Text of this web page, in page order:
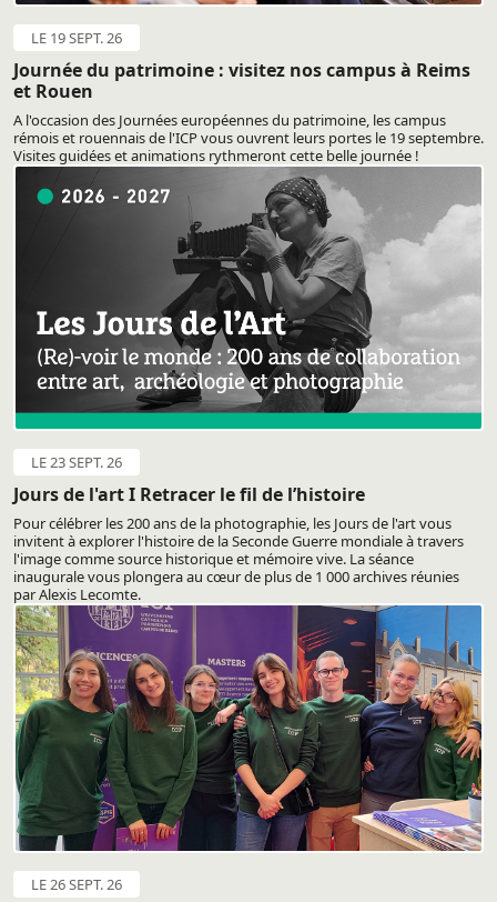
LE 19 SEPT. 26
Journée du patrimoine : visitez nos campus à Reims
et Rouen
A l'occasion des Journées européennes du patrimoine, les campus
rémois et rouennais de l'ICP vous ouvrent leurs portes le 19 septembre.
Visites guidées et animations rythmeront cette belle journée !
LE 23 SEPT. 26
Jours de l'art I Retracer le fil de l’histoire
Pour célébrer les 200 ans de la photographie, les Jours de l'art vous
invitent à explorer l'histoire de la Seconde Guerre mondiale à travers
l'image comme source historique et mémoire vive. La séance
inaugurale vous plongera au cœur de plus de 1 000 archives réunies
par Alexis Lecomte.
LE 26 SEPT. 26